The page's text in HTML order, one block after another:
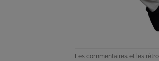
Les commentaires et les